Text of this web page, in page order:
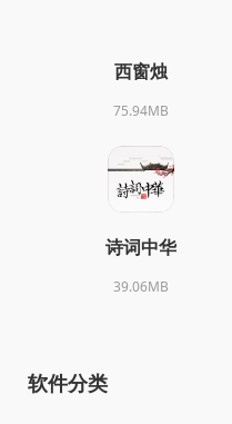
西窗烛
75.94MB
诗词中华
39.06MB
软件分类